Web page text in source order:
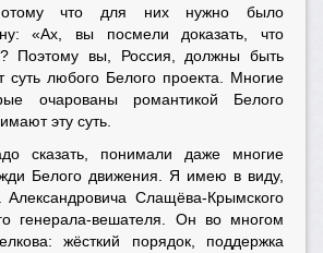
что для них нужно было
«Ах, вы посмели доказать, что
Поэтому вы, Россия, должны быть
суть любого Белого проекта. Многие
очарованы романтикой Белого
эту суть.
сказать, понимали даже многие
Белого движения. Я имею в виду,
Слащёва-Крымского
генерала-вешателя. Он во многом
жёсткий порядок, поддержка